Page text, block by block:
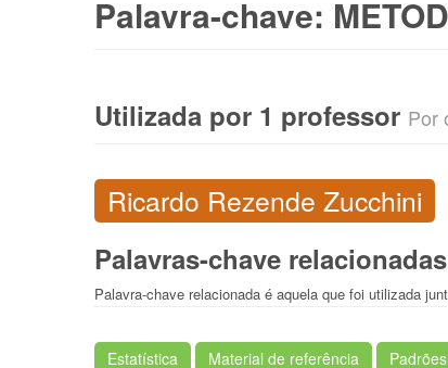
Palavra-chave:
Utilizada por 1 professor Por
Ricardo Rezende Zucchini
Palavras-chave relacionadas
Palavra-chave relacionada é aquela que foi utilizada
Estatística Material de referência Padrões